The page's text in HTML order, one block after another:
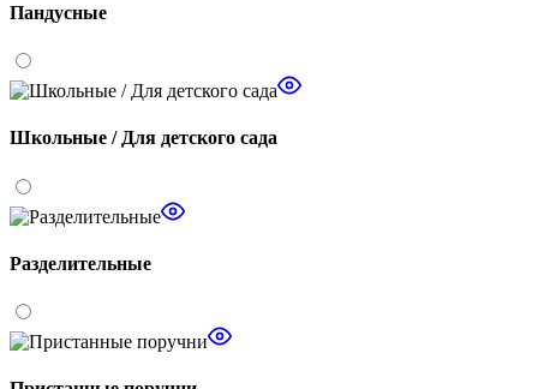
Пандусные
Школьные / Для детского сада
Разделительные